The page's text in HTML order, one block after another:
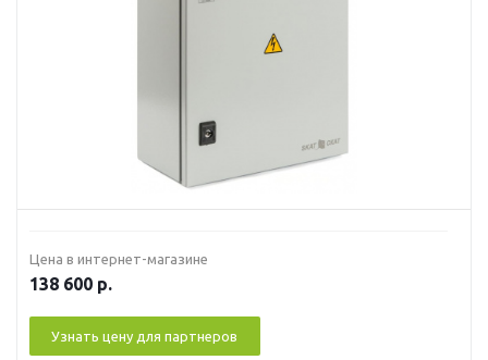
Цена в интернет-магазине
138 600 р.
Узнать цену для партнеров